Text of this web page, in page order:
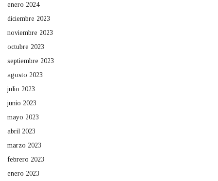
enero 2024
diciembre 2023
noviembre 2023
octubre 2023
septiembre 2023
agosto 2023
julio 2023
junio 2023
mayo 2023
abril 2023
marzo 2023
febrero 2023
enero 2023